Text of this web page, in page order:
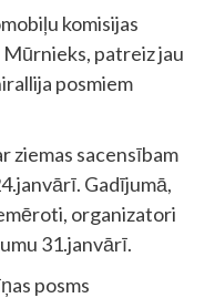
komisijas
patreiz jau
posmiem
ziemas sacensībam
Gadījumā,
organizatori
31.janvārī.
posms